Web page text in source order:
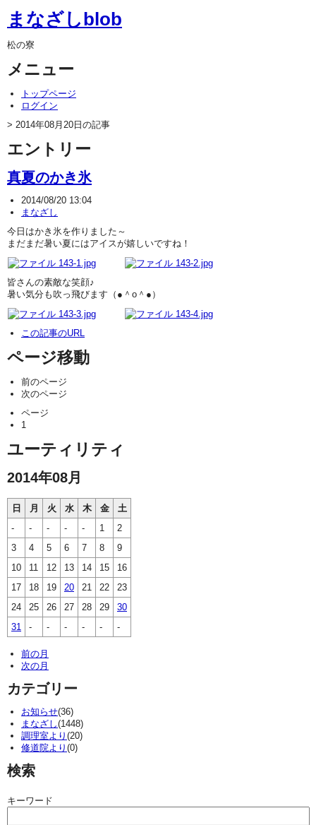
まなざしblob
松の寮
メニュー
トップページ
ログイン
> 2014年08月20日の記事
エントリー
真夏のかき氷
2014/08/20 13:04
まなざし
今日はかき氷を作りました～
まだまだ暑い夏にはアイスが嬉しいですね！
皆さんの素敵な笑顔♪
暑い気分も吹っ飛びます（●＾o＾●）
この記事のURL
ページ移動
前のページ
次のページ
ページ
1
ユーティリティ
2014年08月
日 月 火 水 木 金
土
-
- - - - 1
2
3
4 5 6 7 8
9
10
11 12 13 14 15
16
17
18 19 20 21 22
23
24
25 26 27 28 29
30
31
- - - - - -
前の月
次の月
カテゴリー
お知らせ(36)
まなざし(1448)
調理室より (20)
修道院より (0)
検索
キーワード